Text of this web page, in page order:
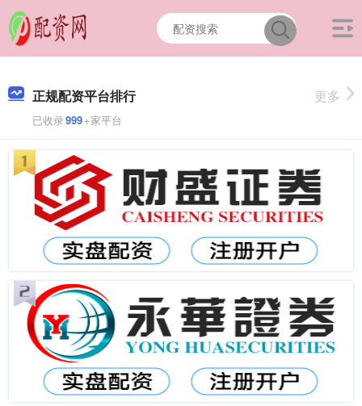
正规配资平台排行
已收录999+家平台
更多